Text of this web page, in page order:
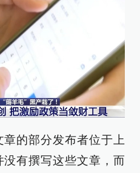
的部分发布者位于上
有撰写这些文章，而